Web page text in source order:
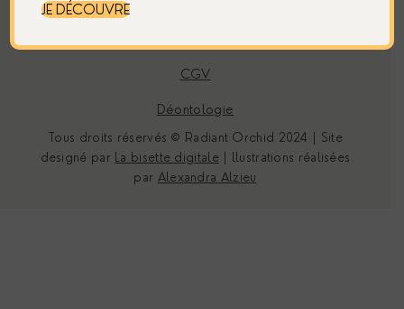
CGV
Déontologie
Tous droits réservés © Radiant Orchid 2024 | Site
designé par
La bisette digitale| llustrations réalisées
par Alexandra Alzieu
JE DÉCOUVRE